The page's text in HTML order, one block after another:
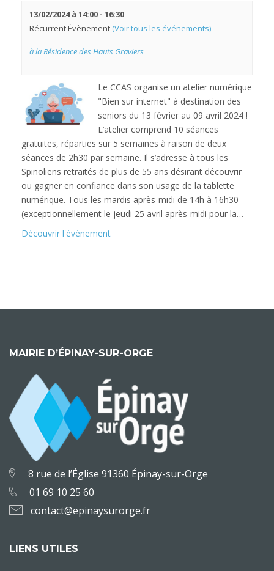
13/02/2024 à 14:00 - 16:30
Récurrent Évènement (Voir tous les événements)
à la Résidence des Hauts Graviers
Le CCAS organise un atelier numérique
"Bien sur internet" à destination des
seniors du 13 février au 09 avril 2024 !
L’atelier comprend 10 séances
gratuites, réparties sur 5 semaines à raison de deux
séances de 2h30 par semaine. Il s’adresse à tous les
Spinoliens retraités de plus de 55 ans désirant découvrir
ou gagner en confiance dans son usage de la tablette
numérique. Tous les mardis après-midi de 14h à 16h30
(exceptionnellement le jeudi 25 avril après-midi pour la…
Découvrir l'évènement
MAIRIE D’ÉPINAY-SUR-ORGE
8 rue de l’Église 91360 Épinay-sur-Orge
01 69 10 25 60
contact@epinaysurorge.fr
LIENS UTILES